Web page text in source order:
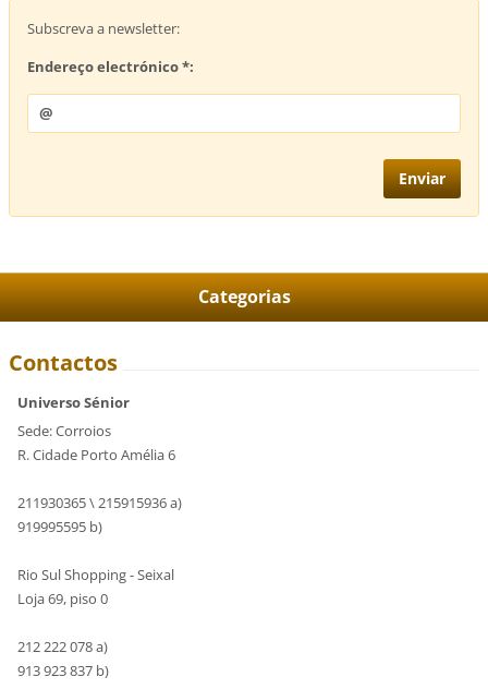
Subscreva a newsletter:
Endereço electrónico *:
Categorias
Contactos
Universo Sénior
Sede: Corroios
R. Cidade Porto Amélia 6
211930365 \ 215915936 a)
919995595 b)
Rio Sul Shopping - Seixal
Loja 69, piso 0
212 222 078 a)
913 923 837 b)